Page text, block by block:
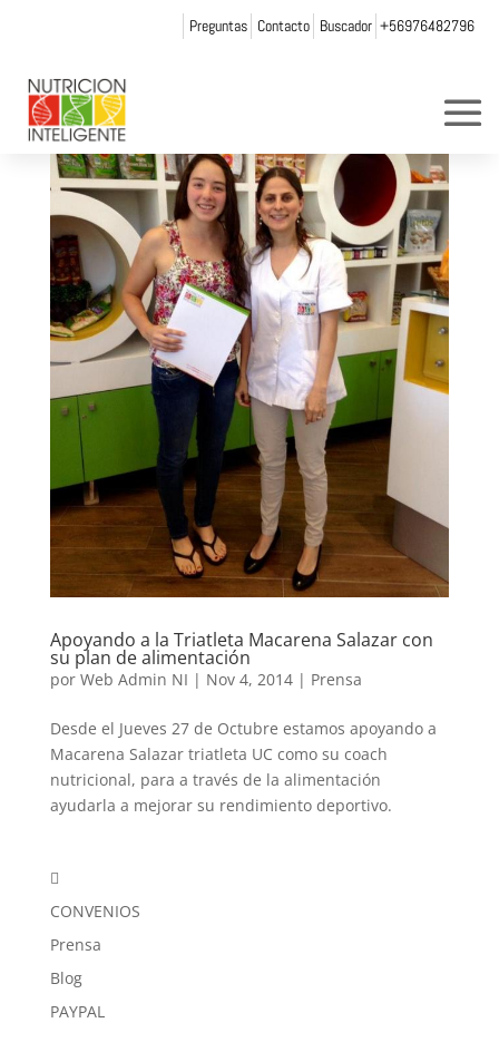
Preguntas Contacto Buscador +56976482796
Apoyando a la Triatleta Macarena Salazar con
su plan de alimentación
por Web Admin NI | Nov 4, 2014| Prensa
Desde el Jueves 27 de Octubre estamos apoyando a
Macarena Salazar triatleta UC como su coach
nutricional, para a través de la alimentación
ayudarla a mejorar su rendimiento deportivo.

CONVENIOS
Prensa
Blog
PAYPAL